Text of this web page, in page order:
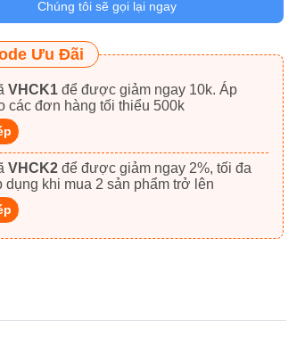
Chúng tôi sẽ gọi lại ngay
Ưu Đãi
VHCK1để được giảm ngay 10k. Áp
các đơn hàng tối thiểu 500k
VHCK2để được giảm ngay 2%, tối đa
dụng khi mua 2 sản phẩm trở lên